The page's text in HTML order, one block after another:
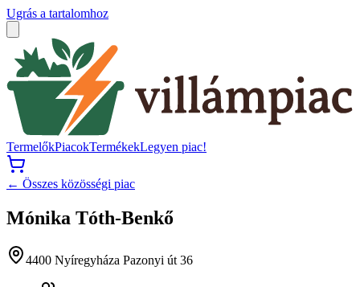
Ugrás a tartalomhoz
TermelőkPiacokTermékekLegyen piac!
← Összes közösségi piac
Mónika Tóth-Benkő
4400 Nyíregyháza Pazonyi út 36